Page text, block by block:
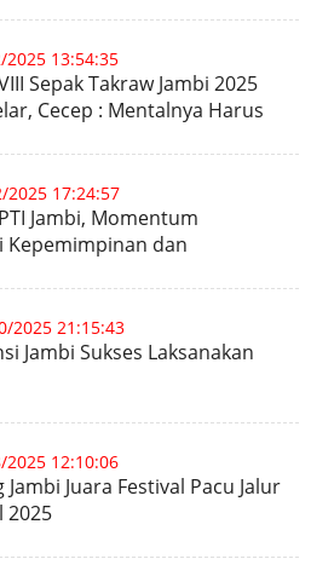
13:54:35
Sepak Takraw Jambi 2025
Cecep : Mentalnya Harus
2025 17:24:57
Jambi, Momentum
Kepemimpinan dan
2025 21:15:43
Jambi Sukses Laksanakan
12:10:06
Juara Festival Pacu Jalur
2025